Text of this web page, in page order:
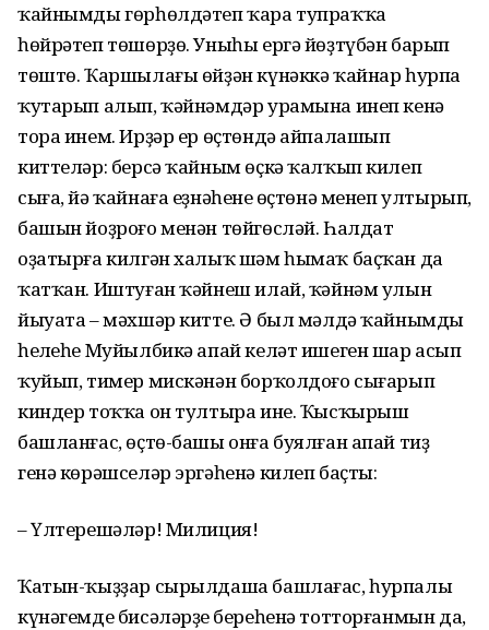
ҡайнымды гөрһөлдәтеп ҡара тупраҡҡа
һөйрәтеп төшөрҙө. Уныһы ергә йөҙтүбән барып
төштө. Ҡаршылағы өйҙән күнәккә ҡайнар һурпа
ҡутарып алып, ҡәйнәмдәр урамына инеп кенә
тора инем. Ирҙәр ер өҫтөндә айпалашып
киттеләр: берсә ҡайным өҫкә ҡалҡып килеп
сыға, йә ҡайнаға еҙнәһенең өҫтөнә менеп ултырып,
башын йоҙроғо менән төйгөсләй. Һалдат
оҙатырға килгән халыҡ шәм һымаҡ баҫҡан да
ҡатҡан. Иштуған ҡәйнеш илай, ҡәйнәм улын
йыуата – мәхшәр китте. Ә был мәлдә ҡайнымдың
һеңлеһе Муйылбикә апай келәт ишеген шар асып
ҡуйып, тимер мискәнән борҡолдоғо сығарып
киндер тоҡҡа он тултыра ине. Ҡысҡырыш
башланғас, өҫтө-башы онға буялған апай тиҙ
генә көрәшселәр эргәһенә килеп баҫты:
– Үлтерешәләр! Милиция!
Ҡатын-ҡыҙҙар сырылдаша башлағас, һурпалы
күнәгемде бисәләрҙең береһенә тотторғанмын да,